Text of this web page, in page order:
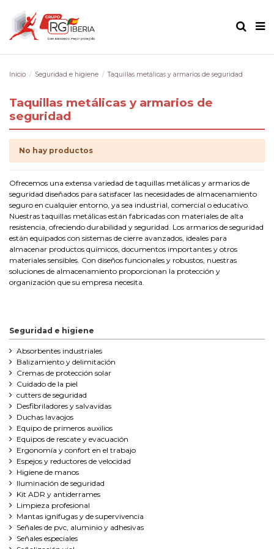
Inicio Seguridad e higiene Taquillas metálicas y armarios de seguridad
Taquillas metálicas y armarios de
seguridad
No hay productos
Ofrecemos una extensa variedad de taquillas metálicas y armarios de
seguridad diseñados para satisfacer las necesidades de almacenamiento
seguro en cualquier entorno, ya sea industrial, comercial o educativo.
Nuestras taquillas metálicas están fabricadas con materiales de alta
resistencia, ofreciendo durabilidad y seguridad. Los armarios de seguridad
están equipados con sistemas de cierre avanzados, ideales para
almacenar productos químicos, documentos importantes y otros
materiales sensibles. Con diseños funcionales y robustos, nuestras
soluciones de almacenamiento proporcionan la protección y
organización que su empresa necesita.
Seguridad e higiene
Absorbentes industriales
Balizamiento y delimitación
Cremas de protección solar
Cuidado de la piel
cutters de seguridad
Desfibriladores y salvavidas
Duchas lavaojos
Equipo de primeros auxilios
Equipos de rescate y evacuación
Ergonomía y confort en el trabajo
Espejos y reductores de velocidad
Higiene de manos
Iluminación de seguridad
Kit ADR y antiderrames
Limpieza profesional
Mantas ignífugas y de supervivencia
Señales de pvc, aluminio y adhesivas
Señales especiales